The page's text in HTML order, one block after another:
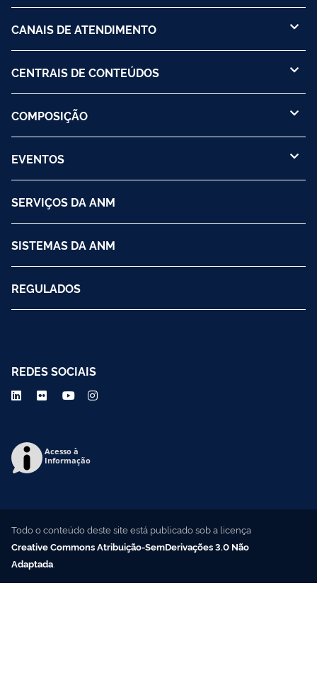
CANAIS DE ATENDIMENTO
CENTRAIS DE CONTEÚDOS
COMPOSIÇÃO
EVENTOS
SERVIÇOS DA ANM
SISTEMAS DA ANM
REGULADOS
REDES SOCIAIS
Acesso à
Informação
Todo o conteúdo deste site está publicado sob a licença
Creative Commons Atribuição-SemDerivações 3.0 Não
Adaptada